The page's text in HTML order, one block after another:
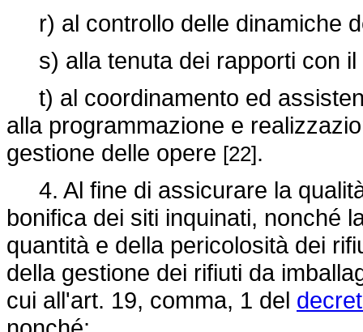
r) al controllo delle dinamiche
s) alla tenuta dei rapporti con il
t) al coordinamento ed
alla programmazione e
gestione delle opere [22].
4. Al fine di assicurare la
bonifica dei siti inquinati, nonché
quantità e della pericolosità dei
della gestione dei rifiuti da
cui all'art. 19, comma, 1 del